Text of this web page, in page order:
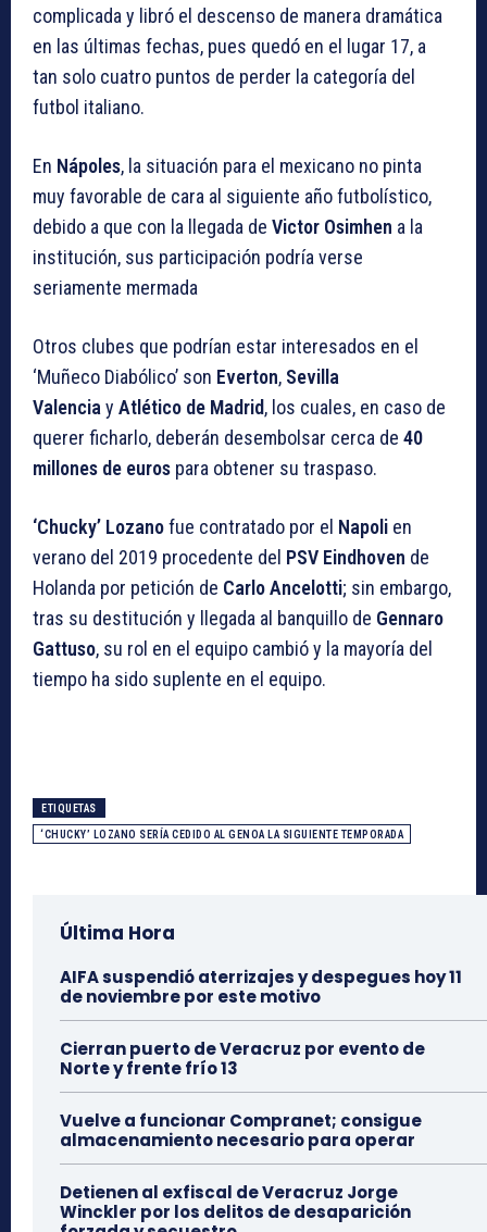
complicada y libró el descenso de manera dramática
en las últimas fechas, pues quedó en el lugar 17, a
tan solo cuatro puntos de perder la categoría del
futbol italiano.
En Nápoles, la situación para el mexicano no pinta
muy favorable de cara al siguiente año futbolístico,
debido a que con la llegada de Victor Osimhen a la
institución, sus participación podría verse
seriamente mermada
Otros clubes que podrían estar interesados en el
‘Muñeco Diabólico’ son Everton, Sevilla
Valencia y Atlético de Madrid, los cuales, en caso de
querer ficharlo, deberán desembolsar cerca de 40
millones de euros para obtener su traspaso.
‘Chucky’ Lozanofue contratado por el Napoli en
verano del 2019 procedente del PSV Eindhoven de
Holanda por petición de Carlo Ancelotti; sin embargo,
tras su destitución y llegada al banquillo de Gennaro
Gattuso, su rol en el equipo cambió y la mayoría del
tiempo ha sido suplente en el equipo.
ETIQUETAS
‘CHUCKY’ LOZANO SERÍA CEDIDO AL GENOA LA SIGUIENTE TEMPORADA
Última Hora
AIFA suspendió aterrizajes y despegues hoy 11
de noviembre por este motivo
Cierran puerto de Veracruz por evento de
Norte y frente frío 13
Vuelve a funcionar Compranet; consigue
almacenamiento necesario para operar
Detienen al exfiscal de Veracruz Jorge
Winckler por los delitos de desaparición